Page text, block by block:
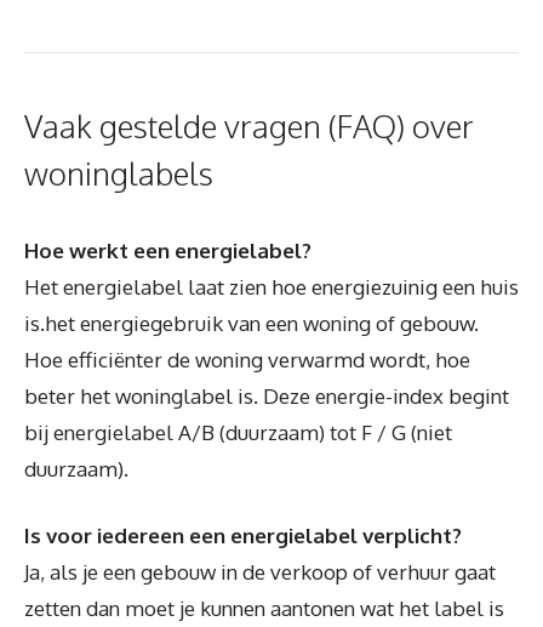
Vaak gestelde vragen (FAQ) over
woninglabels
Hoe werkt een energielabel?
Het energielabel laat zien hoe energiezuinig een huis
is.het energiegebruik van een woning of gebouw.
Hoe efficiënter de woning verwarmd wordt, hoe
beter het woninglabel is. Deze energie-index begint
bij energielabel A/B (duurzaam) tot F / G (niet
duurzaam).
Is voor iedereen een energielabel verplicht?
Ja, als je een gebouw in de verkoop of verhuur gaat
zetten dan moet je kunnen aantonen wat het label is